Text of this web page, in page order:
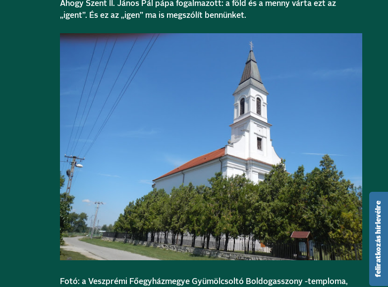
Ahogy Szent II. János Pál pápa fogalmazott: a föld és a menny várta ezt az
„igent”. És ez az „igen” ma is megszólít bennünket.
Fotó: a Veszprémi Főegyházmegye Gyümölcsoltó Boldogasszony -temploma,
feliratkozás hírlevélre